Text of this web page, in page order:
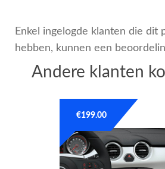
Enkel ingelogde klanten die dit
hebben, kunnen een
Andere klanten
€199.00